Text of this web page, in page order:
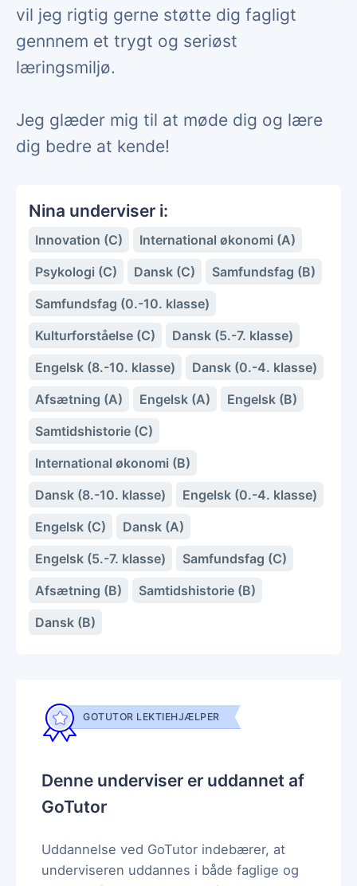
vil jeg rigtig gerne støtte dig fagligt
gennnem et trygt og seriøst
læringsmiljø.
Jeg glæder mig til at møde dig og lære
dig bedre at kende!
Nina underviser i:
Innovation (C)
International økonomi (A)
Psykologi (C)
Dansk (C)
Samfundsfag (B)
Samfundsfag (0.-10. klasse)
Kulturforståelse (C)
Dansk (5.-7. klasse)
Engelsk (8.-10. klasse)
Dansk (0.-4. klasse)
Afsætning (A)
Engelsk (A)
Engelsk (B)
Samtidshistorie (C)
International økonomi (B)
Dansk (8.-10. klasse)
Engelsk (0.-4. klasse)
Engelsk (C)
Dansk (A)
Engelsk (5.-7. klasse)
Samfundsfag (C)
Afsætning (B)
Samtidshistorie (B)
Dansk (B)
GOTUTOR LEKTIEHJÆLPER
Denne underviser er uddannet af
GoTutor
Uddannelse ved GoTutor indebærer, at
underviseren uddannes i både faglige og